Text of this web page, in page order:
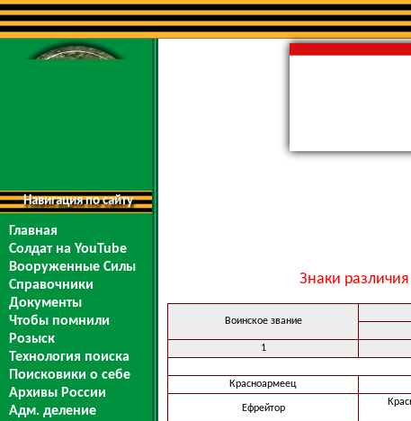
Навигация по сайту
Главная
Солдат на YouTube
Вооруженные Силы
Справочники
Документы
Чтобы помнили
Розыск
Технология поиска
Поисковики о себе
Архивы России
Адм. деление
Знаки
Воинское звание
1
Красноармеец
Ефрейтор